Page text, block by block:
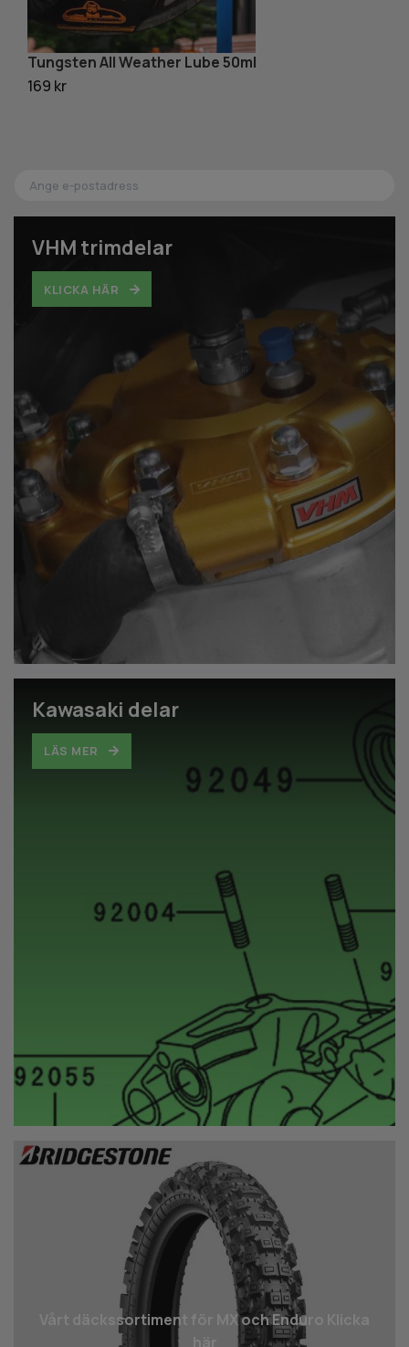
VHM trimdelar
KLICKA HÄR
Kawasaki delar
LÄS MER
Vårt däcks­sortiment för MX och Enduro Klicka
Tungsten All Weather Lube 50ml
169 kr